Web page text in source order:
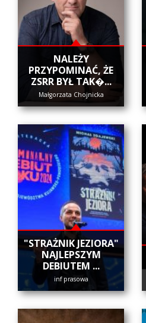
NALEŻY
PRZYPOMINAĆ, ŻE
ZSRR BYŁ TAK�...
Małgorzata Chojnicka
"STRAŻNIK JEZIORA"
NAJLEPSZYM
DEBIUTEM ...
inf prasowa